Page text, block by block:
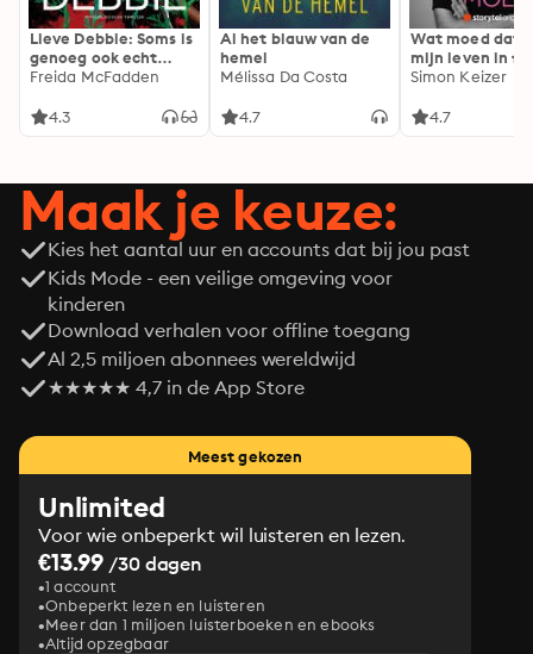
Lieve Debbie: Soms is
genoeg ook echt
genoeg...
Freida McFadden
4.3
Al het blauw van de
hemel
Mélissa Da Costa
4.7
Wat moed dat
mijn leven in
Simon Keizer
4.7
Maak je keuze:
Kies het aantal uur en accounts dat bij jou past
Kids Mode - een veilige omgeving voor
kinderen
Download verhalen voor offline toegang
Al 2,5 miljoen abonnees wereldwijd
★★★★★ 4,7 in de App Store
Meest gekozen
Unlimited
Voor wie onbeperkt wil luisteren en lezen.
€13.99 /30 dagen
1 account
Onbeperkt lezen en luisteren
Meer dan 1 miljoen luisterboeken en ebooks
Altijd opzegbaar